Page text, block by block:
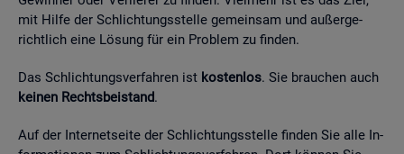
mit Hilfe der Schlich­tungs­stel­le ge­mein­sam und au­ßer­ge­
richt­lich eine Lö­sung für ein Pro­blem zu fin­den.
Das Schlich­tungs­ver­fah­ren ist kos­ten­los. Sie brau­chen auch
kei­nen Rechts­bei­stand.
Auf der In­ter­net­sei­te der Schlich­tungs­stel­le fin­den Sie alle In­